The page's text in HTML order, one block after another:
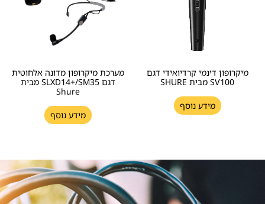
מיקרופון דינמי קרדיואידי דגם
SV100 מבית SHURE
מידע נוסף
מערכת מיקרופון מדונה אלחוטית
דגם SLXD14+/SM35 מבית
Shure
מידע נוסף